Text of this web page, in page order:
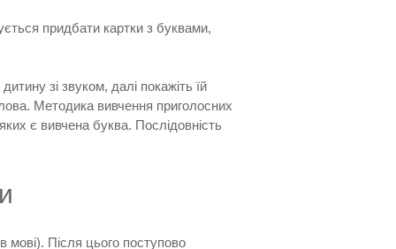
придбати картки з буквами,
зі звуком, далі покажіть їй
Методика вивчення приголосних
є вивчена буква. Послідовність
Після цього поступово